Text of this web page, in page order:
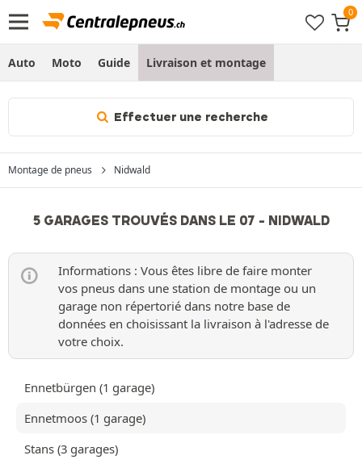
Auto Moto Guide Livraison et montage
Effectuer une recherche
Montage de pneus Nidwald
5 GARAGES TROUVÉS DANS LE 07 - NIDWALD
Informations : Vous êtes libre de faire monter
vos pneus dans une station de montage ou un
garage non répertorié dans notre base de
données en choisissant la livraison à l'adresse de
votre choix.
Ennetbürgen (1 garage)
Ennetmoos (1 garage)
Stans (3 garages)